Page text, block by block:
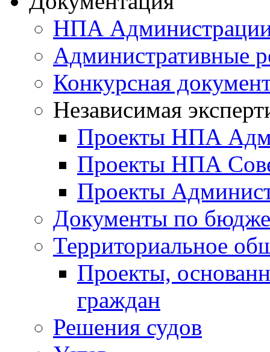
НПА
Административные
Конкурсная
Независимая
Проекты НПА
Проекты НПА
Проекты
Документы по
Территориальное
Проекты,
граждан
Решения судов